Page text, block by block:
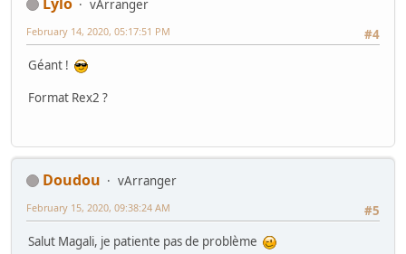
vArranger
#4
February 14, 2020, 05:17:51 PM
Géant !
Format Rex2 ?
Doudou
vArranger
#5
February 15, 2020, 09:38:24 AM
Salut Magali, je patiente pas de problème